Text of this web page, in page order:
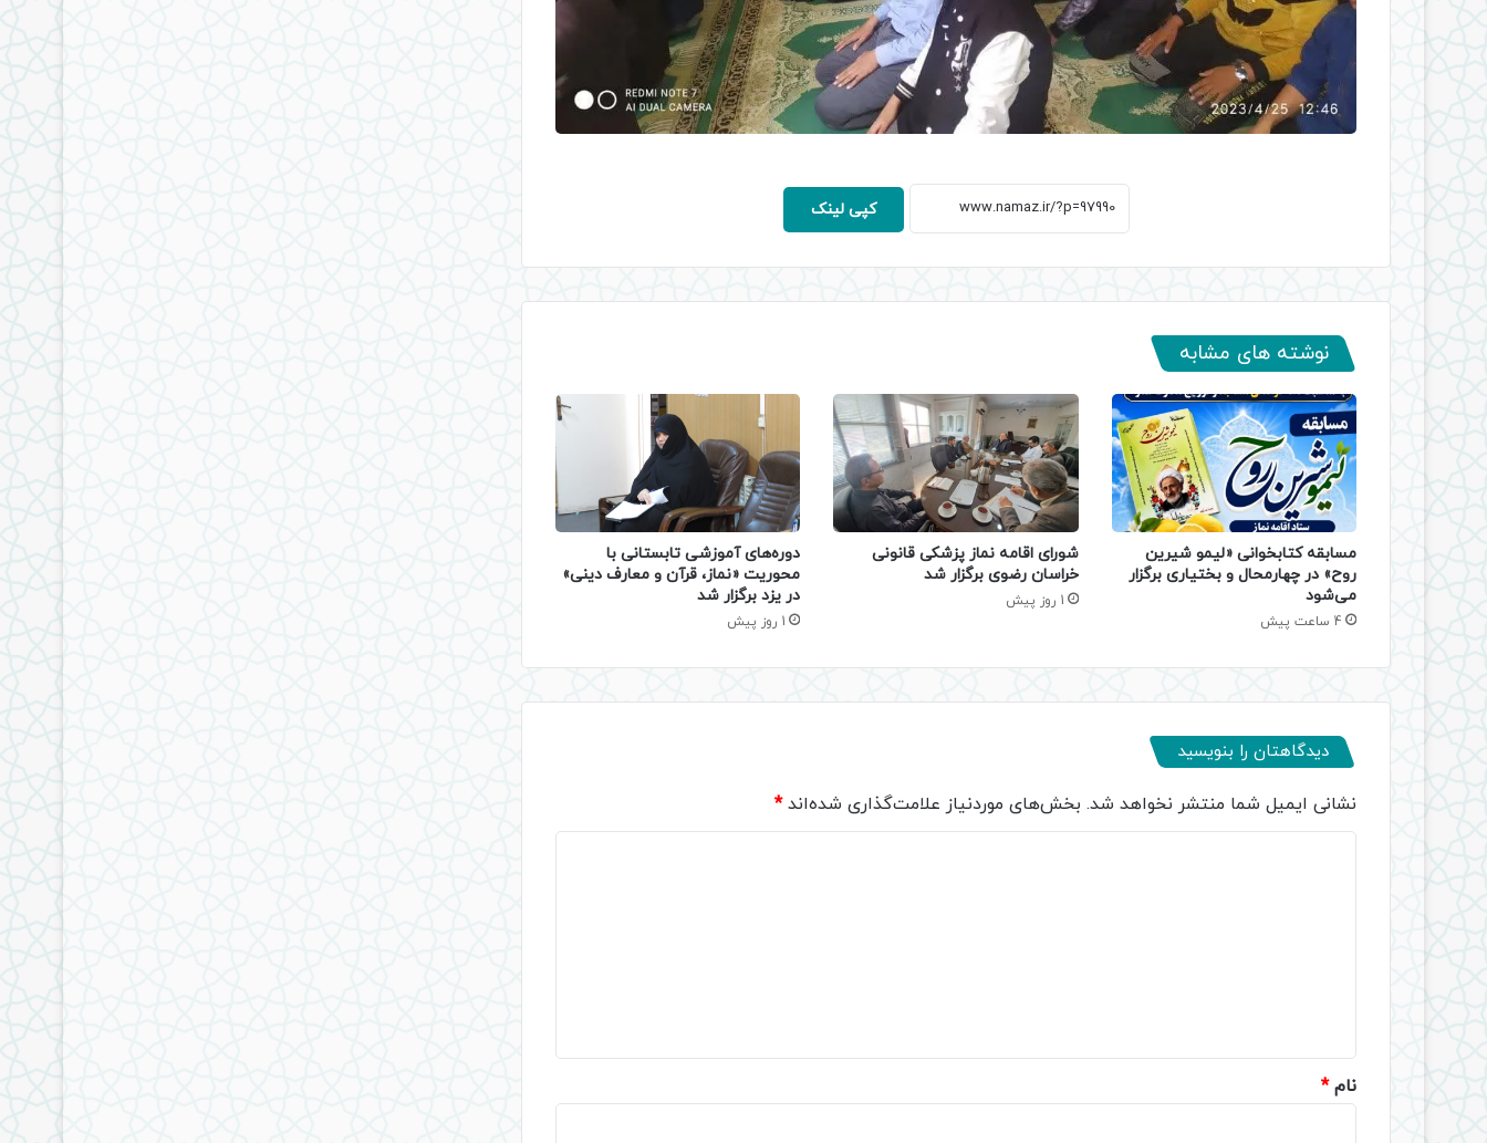
کپی لینک
نوشته های مشابه
مسابقه کتابخوانی «لیمو شیرین
روح» در چهارمحال و بختیاری برگزار
می‌شود
4 ساعت پیش
شورای اقامه نماز پزشکی قانونی
خراسان رضوی برگزار شد
1 روز پیش
دوره‌های آموزشی تابستانی با
محوریت «نماز، قرآن و معارف دینی»
در یزد برگزار شد
1 روز پیش
دیدگاهتان را بنویسید
نشانی ایمیل شما منتشر نخواهد شد. بخش‌های موردنیاز علامت‌گذاری شده‌اند*
نام*